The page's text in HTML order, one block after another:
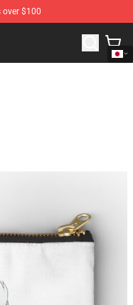
$100
Rain Merchandise Store